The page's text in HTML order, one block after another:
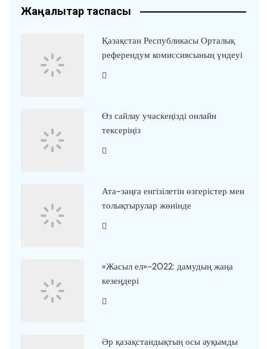
Жаңалықтар таспасы
Қазақстан Республикасы Орталық
референдум комиссиясының үндеуі
Өз сайлау учаскеңізді онлайн
тексеріңіз
Ата-заңға енгізілетін өзгерістер мен
толықтырулар жөнінде
«Жасыл ел»-2022: дамудың жаңа
кезеңдері
Әр қазақстандықтың осы ауқымды